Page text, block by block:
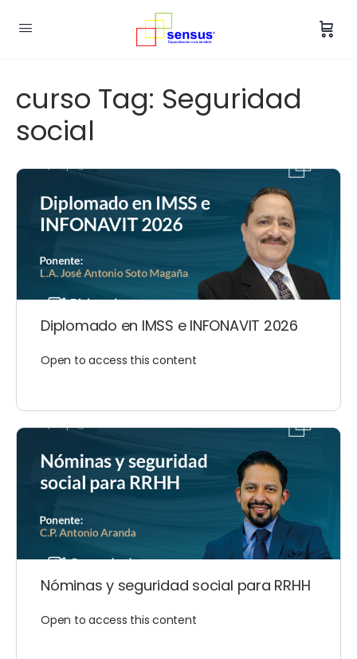
curso Tag: Seguridad
social
Diplomado en IMSS e INFONAVIT 2026
Open to access this content
Nóminas y seguridad social para RRHH
Open to access this content